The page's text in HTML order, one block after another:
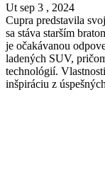
Ut sep 3 , 2024
Cupra predstavila
sa stáva starším
je očakávanou
ladených SUV,
technológií.
inšpiráciu z